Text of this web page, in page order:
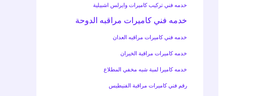
خدمه فني تركيب كاميرات وايرلس اشبيلية
خدمه فني كاميرات مراقبه الدوحة
خدمه فني كاميرات مراقبه العدان
خدمه كاميرات مراقبة الخيران
خدمه كاميرا لمبة شبه مخفي المطلاع
رقم فني كاميرات مراقبة الفنيطيس